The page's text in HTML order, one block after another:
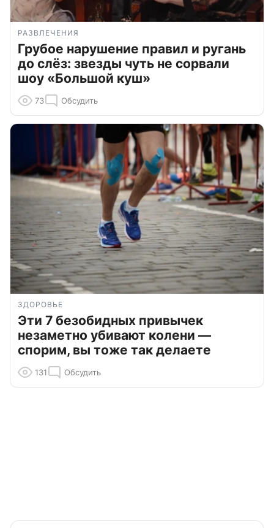
РАЗВЛЕЧЕНИЯ
Грубое нарушение правил и ругань
до слёз: звезды чуть не сорвали
шоу «Большой куш»
73 Обсудить
ЗДОРОВЬЕ
Эти 7 безобидных привычек
незаметно убивают колени —
спорим, вы тоже так делаете
131 Обсудить